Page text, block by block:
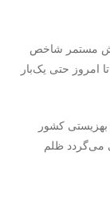
مستمر شاخص
امروز حتی یک‌بار
بهزیستی کشور
می‌گردد ظلم